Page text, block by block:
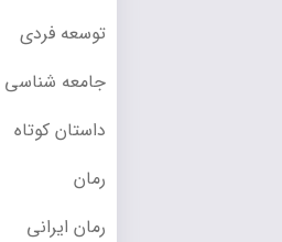
توسعه فردی
جامعه شناسی
داستان کوتاه
رمان
رمان ایرانی